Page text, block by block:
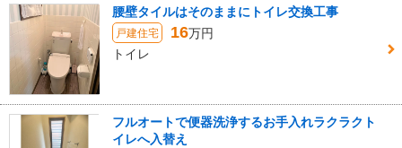
腰壁タイルはそのままにトイレ交換工事
戸建住宅 16万円
トイレ
フルオートで便器洗浄するお手入れラクラクト
イレへ入替え